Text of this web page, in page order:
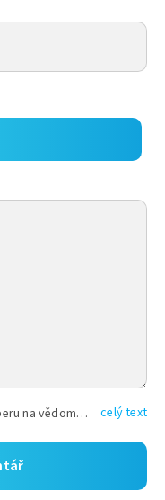
Vyplněním shora uvedených údajů beru na vědomí, že společnost TEXT FACTORY s.r.o., sídlem Brno, Durďákova 336/29, Černá Pole, PSČ: 613 00, IČ: 06157831, zapsané u Krajského soudu v Brně, oddíl C, vložka 100399, bude zpracovávat mé osobní údaje uvedené v rámci mnou vyplněného registračního formuláře na základě oprávněných zájmů TEXT FACTORY s.r.o. dle čl. 6 odst. 1 písm. f) GDPR a pro splnění právních povinností (čl. 6 odst. 1 písm. c) GDPR), a to pro tyto účely: nezbytnost zajistit oprávnění návštěvníka webových stránek provozovaných společností TEXT FACTORY s.r.o. přispívat aktivně ke zveřejněným článkům nebo v rámci diskusních fór a výkon práv TEXT FACTORY s.r.o. jako administrátora těchto diskusních fór. Více informací o zpracování osobních údajů a právech lze nalézt v celý text